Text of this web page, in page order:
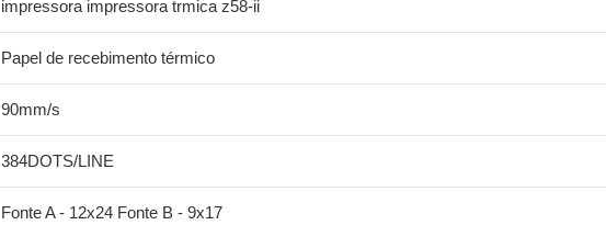
impressora impressora trmica z58-ii
Papel de recebimento térmico
90mm/s
384DOTS/LINE
Fonte A - 12x24 Fonte B - 9x17